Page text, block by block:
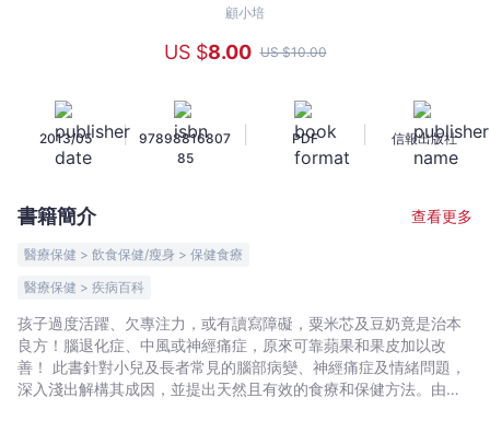
寧
神
養
-
顧
小
顧小培
US $8.00 US $10.00
2013/05 |
97898816807
85
PDF 信報出版社
書籍簡介 查看更多
醫療保健 > 飲食保健/瘦身 > 保健食療
醫療保健 > 疾病百科
孩子過度活躍、欠專注力，或有讀寫障礙，粟米芯及豆奶竟是治本
良方！腦退化症、中風或神經痛症，原來可靠蘋果和果皮加以改
善！ 此書針對小兒及長者常見的腦部病變、神經痛症及情緒問題，
深入淺出解構其成因，並提出天然且有效的食療和保健方法。由兒